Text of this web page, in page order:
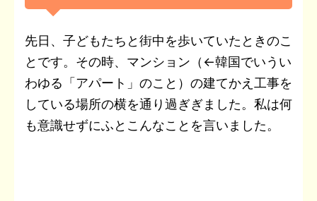
先日、子どもたちと街中を歩いていたときのこ
とです。その時、マンション（←韓国でいうい
わゆる「アパート」のこと）の建てかえ工事を
している場所の横を通り過ぎぎました。私は何
も意識せずにふとこんなことを言いました。